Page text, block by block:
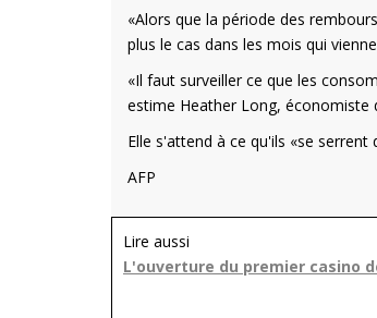
«Alors que la période des
plus le cas dans les mois qui
«Il faut surveiller ce que les
estime Heather Long, économiste
Elle s'attend à ce qu'ils «se
AFP
Lire aussi
L'ouverture du premier casino